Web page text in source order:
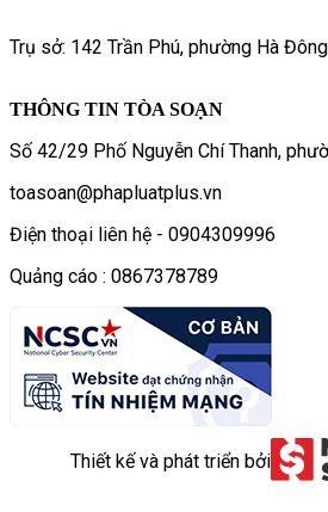
Trụ sở: 142 Trần Phú, phường Hà
THÔNG TIN TÒA SOẠN
Số 42/29 Phố Nguyễn Chí Thanh,
toasoan@phapluatplus.vn
Điện thoại liên hệ - 0904309996
Quảng cáo : 0867378789
Thiết kế và phát triển bởi